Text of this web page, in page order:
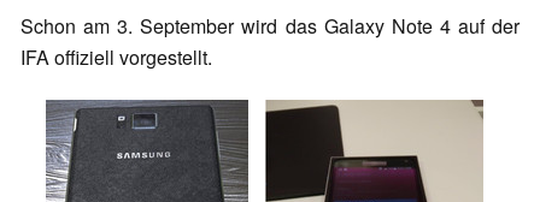
Schon am 3. September wird das Galaxy Note 4 auf der
IFA offiziell vorgestellt.